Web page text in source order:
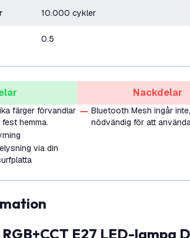
10.000 cykler
0.5
färger förvandlar
hemma.
via din
Nackdelar
Bluetooth Mesh ingår
nödvändig för att